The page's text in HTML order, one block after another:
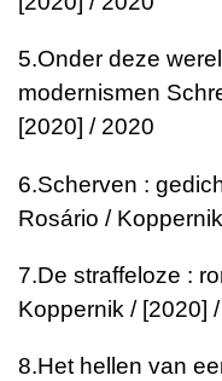
5.Onder deze
modernismen
[2020] / 2020
6.Scherven :
Rosário /
7.De straffeloze :
Koppernik / [2020]
8.Het hellen van